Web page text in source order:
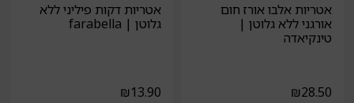
אטריות אלבו אורז חום
אורגני ללא גלוטן |
טינקיאדה
₪28.50
אטריות דקות פיליני ללא
גלוטן | farabella
₪13.90